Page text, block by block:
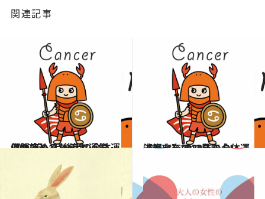
関連記事
2020.1.9
【蟹座】1月後半の全体運は？ 前へ上へ進む運気。何か始めるなら今
占い 2019.12.18
流光七奈の12星座占い 【蟹座】2020年の全体運
占い